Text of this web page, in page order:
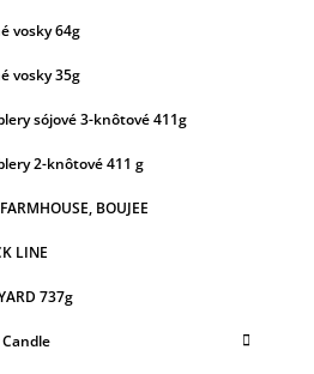
vosky 64g
vosky 35g
sójové 3-knôtové 411g
2-knôtové 411 g
BOUJEE
LINE
737g